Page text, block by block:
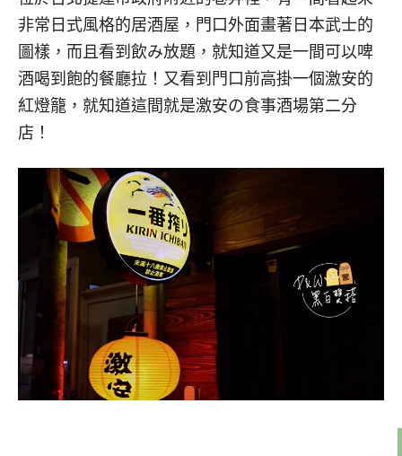
非常日式風格的居酒屋，門口外面畫著日本武士的
圖樣，而且看到飲み放題，就知道又是一間可以啤
酒喝到飽的餐廳拉！又看到門口前高掛一個激安的
紅燈籠，就知道這間就是激安の食事酒場第二分
店！